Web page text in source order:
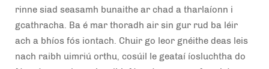
rinne siad seasamh bunaithe ar chad a tharlaíonn i
gcathracha. Ba é mar thoradh air sin gur rud ba léir
ach a bhíos fós iontach. Chuir go leor gnéithe deas leis
nach raibh uimriú orthu, cosúil le geataí íosluchtha do